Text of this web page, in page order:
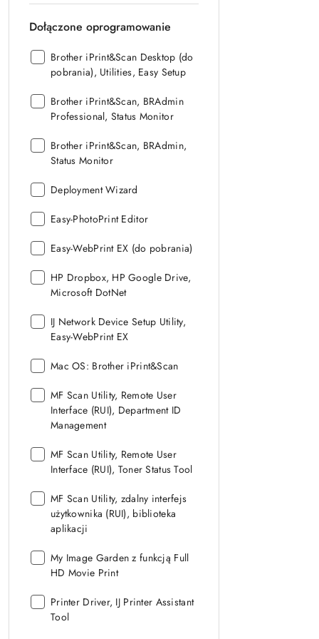
Dołączone oprogramowanie
Dołączone
oprogramowanie:
Brother iPrint&Scan Desktop (do
pobrania), Utilities, Easy Setup
Dołączone
oprogramowanie:
Brother iPrint&Scan, BRAdmin
Professional, Status Monitor
Dołączone
oprogramowanie:
Brother iPrint&Scan, BRAdmin,
Status Monitor
Dołączone
Deployment Wizard
Dołączone
Easy-PhotoPrint Editor
Dołączone
Easy-WebPrint EX (do pobrania)
Dołączone
oprogramowanie:
HP Dropbox, HP Google Drive,
Microsoft DotNet
Dołączone
oprogramowanie:
IJ Network Device Setup Utility,
Easy-WebPrint EX
Dołączone
Mac OS: Brother iPrint&Scan
Dołączone
oprogramowanie:
MF Scan Utility, Remote User
Interface (RUI), Department ID
Management
Dołączone
oprogramowanie:
MF Scan Utility, Remote User
Interface (RUI), Toner Status Tool
Dołączone
oprogramowanie:
MF Scan Utility, zdalny interfejs
użytkownika (RUI), biblioteka
aplikacji
Dołączone
oprogramowanie:
My Image Garden z funkcją Full
HD Movie Print
Dołączone
oprogramowanie:
Printer Driver, IJ Printer Assistant
Tool